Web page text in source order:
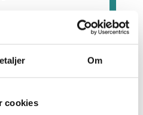
Om
cookies
Lydafspiller